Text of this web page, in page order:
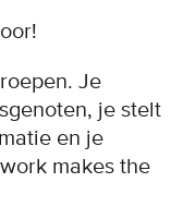
Je
je stelt
en je
makes the